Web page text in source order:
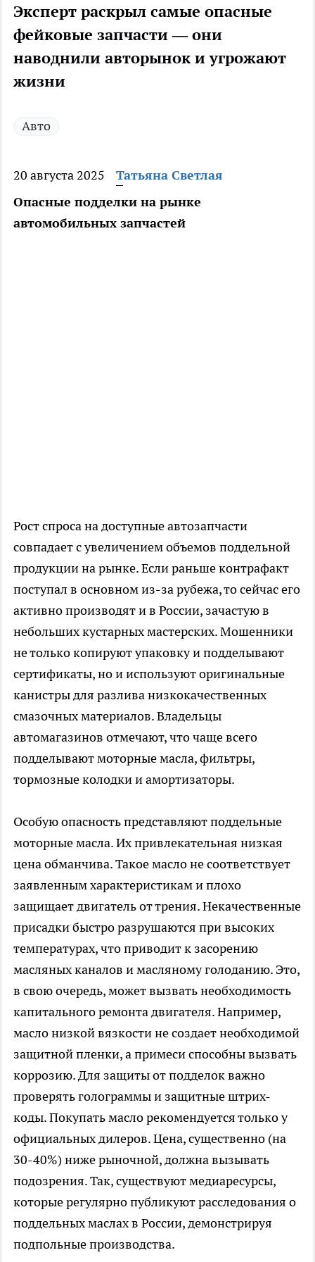
Эксперт раскрыл самые опасные
фейковые запчасти — они
наводнили авторынок и угрожают
жизни
Авто
20 августа 2025
Татьяна Светлая
Опасные подделки на рынке
автомобильных запчастей
Рост спроса на доступные автозапчасти
совпадает с увеличением объемов поддельной
продукции на рынке. Если раньше контрафакт
поступал в основном из-за рубежа, то сейчас его
активно производят и в России, зачастую в
небольших кустарных мастерских. Мошенники
не только копируют упаковку и подделывают
сертификаты, но и используют оригинальные
канистры для разлива низкокачественных
смазочных материалов. Владельцы
автомагазинов отмечают, что чаще всего
подделывают моторные масла, фильтры,
тормозные колодки и амортизаторы.
Особую опасность представляют поддельные
моторные масла. Их привлекательная низкая
цена обманчива. Такое масло не соответствует
заявленным характеристикам и плохо
защищает двигатель от трения. Некачественные
присадки быстро разрушаются при высоких
температурах, что приводит к засорению
масляных каналов и масляному голоданию. Это,
в свою очередь, может вызвать необходимость
капитального ремонта двигателя. Например,
масло низкой вязкости не создает необходимой
защитной пленки, а примеси способны вызвать
коррозию. Для защиты от подделок важно
проверять голограммы и защитные штрих-
коды. Покупать масло рекомендуется только у
официальных дилеров. Цена, существенно (на
30-40%) ниже рыночной, должна вызывать
подозрения. Так, существуют медиаресурсы,
которые регулярно публикуют расследования о
поддельных маслах в России, демонстрируя
подпольные производства.